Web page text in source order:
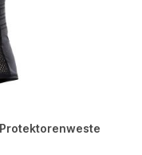
Protektorenweste